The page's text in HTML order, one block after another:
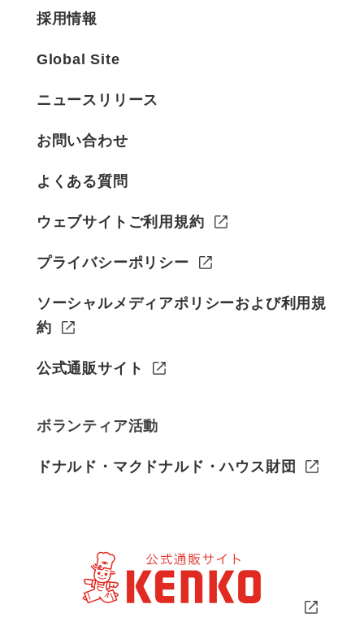
採用情報
Global Site
ニュースリリース
お問い合わせ
よくある質問
ウェブサイトご利用規約
プライバシーポリシー
ソーシャルメディアポリシーおよび利用規
約
公式通販サイト
ボランティア活動
ドナルド・マクドナルド・ハウス財団